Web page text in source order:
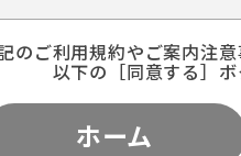
のご利用規約やご案内注
以下の［同意する］ボ
ホーム